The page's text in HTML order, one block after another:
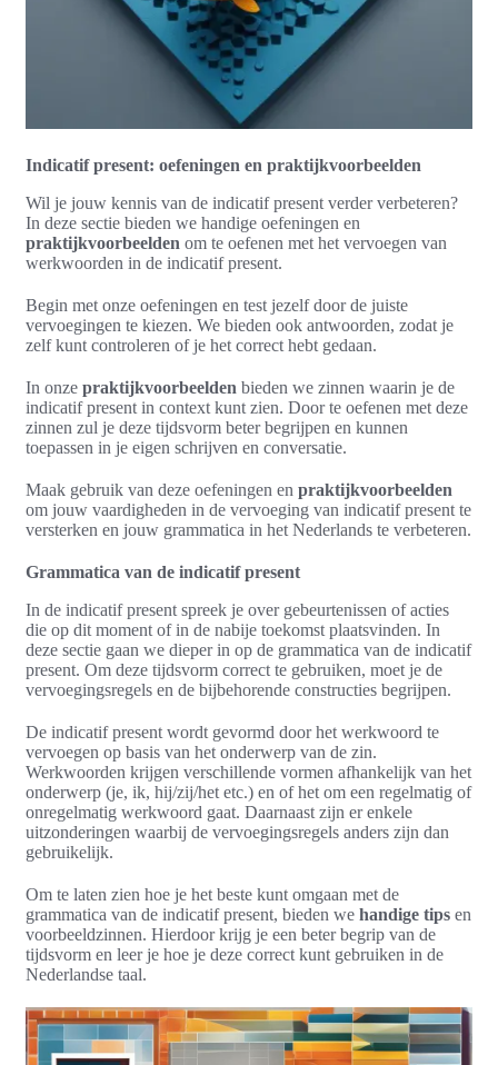
Indicatif present: oefeningen en praktijkvoorbeelden
Wil je jouw kennis van de indicatif present verder verbeteren?
In deze sectie bieden we handige oefeningen en
praktijkvoorbeelden om te oefenen met het vervoegen van
werkwoorden in de indicatif present.
Begin met onze oefeningen en test jezelf door de juiste
vervoegingen te kiezen. We bieden ook antwoorden, zodat je
zelf kunt controleren of je het correct hebt gedaan.
In onze praktijkvoorbeelden bieden we zinnen waarin je de
indicatif present in context kunt zien. Door te oefenen met deze
zinnen zul je deze tijdsvorm beter begrijpen en kunnen
toepassen in je eigen schrijven en conversatie.
Maak gebruik van deze oefeningen en praktijkvoorbeelden
om jouw vaardigheden in de vervoeging van indicatif present te
versterken en jouw grammatica in het Nederlands te verbeteren.
Grammatica van de indicatif present
In de indicatif present spreek je over gebeurtenissen of acties
die op dit moment of in de nabije toekomst plaatsvinden. In
deze sectie gaan we dieper in op de grammatica van de indicatif
present. Om deze tijdsvorm correct te gebruiken, moet je de
vervoegingsregels en de bijbehorende constructies begrijpen.
De indicatif present wordt gevormd door het werkwoord te
vervoegen op basis van het onderwerp van de zin.
Werkwoorden krijgen verschillende vormen afhankelijk van het
onderwerp (je, ik, hij/zij/het etc.) en of het om een regelmatig of
onregelmatig werkwoord gaat. Daarnaast zijn er enkele
uitzonderingen waarbij de vervoegingsregels anders zijn dan
gebruikelijk.
Om te laten zien hoe je het beste kunt omgaan met de
grammatica van de indicatif present, bieden we handige tips en
voorbeeldzinnen. Hierdoor krijg je een beter begrip van de
tijdsvorm en leer je hoe je deze correct kunt gebruiken in de
Nederlandse taal.